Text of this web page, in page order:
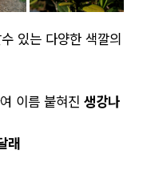
있는 다양한 색깔의
이름 붙혀진 생강나
래